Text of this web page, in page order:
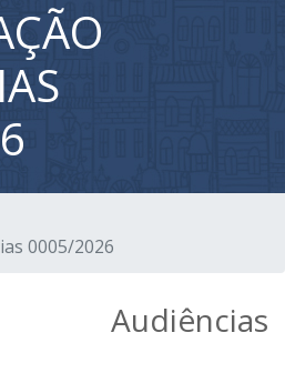
0005/2026
Audiências